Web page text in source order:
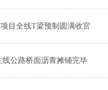
目全线T梁预制圆满收官
公路桥面沥青摊铺完毕